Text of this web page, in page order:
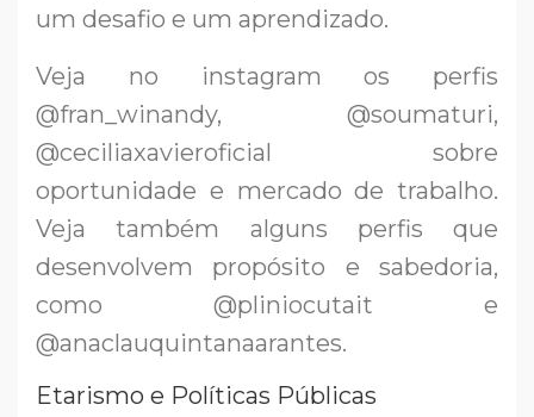
um desafio e um aprendizado.
Veja no instagram os perfis
@fran_winandy, @soumaturi,
@ceciliaxavieroficial sobre
oportunidade e mercado de trabalho.
Veja também alguns perfis que
desenvolvem propósito e sabedoria,
como @pliniocutait e
@anaclauquintanaarantes.
Etarismo e Políticas Públicas